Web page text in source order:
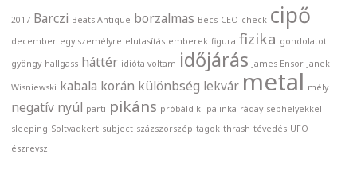
2017 Barczi Beats Antique borzalmas Bécs CEO check cipő
december egy személyre elutasítás emberek figura fizika gondolatot
gyöngy hallgass háttér idióta voltam időjárás James Ensor Janek
Wisniewski kabala korán különbség lekvár metal mély
negatív nyúl parti pikáns próbáld ki pálinka ráday sebhelyekkel
sleeping Soltvadkert subject százszorszép tagok thrash tévedés UFO
észrevsz